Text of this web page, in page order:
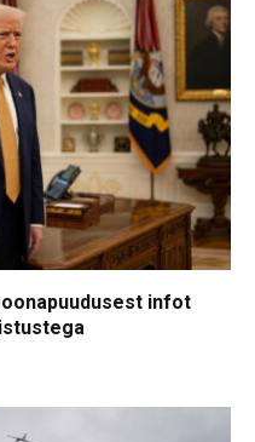
infot